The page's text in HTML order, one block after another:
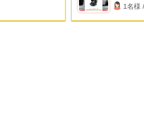
他 1名様